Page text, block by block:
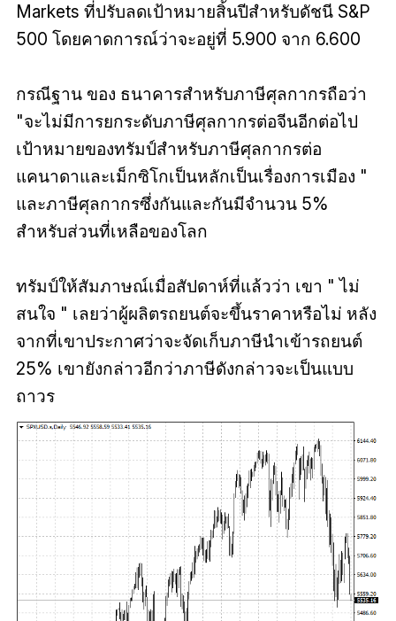
Markets ที่ปรับลดเป้าหมายสิ้นปีสำหรับดัชนี S&P
500 โดยคาดการณ์ว่าจะอยู่ที่ 5.900 จาก 6.600
กรณีฐาน ของ ธนาคารสำหรับภาษีศุลกากรถือว่า
"จะไม่มีการยกระดับภาษีศุลกากรต่อจีนอีกต่อไป
เป้าหมายของทรัมป์สำหรับภาษีศุลกากรต่อ
แคนาดาและเม็กซิโกเป็นหลักเป็นเรื่องการเมือง "
และภาษีศุลกากรซึ่งกันและกันมีจำนวน 5%
สำหรับส่วนที่เหลือของโลก
ทรัมป์ให้สัมภาษณ์เมื่อสัปดาห์ที่แล้วว่า เขา " ไม่
สนใจ " เลยว่าผู้ผลิตรถยนต์จะขึ้นราคาหรือไม่ หลัง
จากที่เขาประกาศว่าจะจัดเก็บภาษีนำเข้ารถยนต์
25% เขายังกล่าวอีกว่าภาษีดังกล่าวจะเป็นแบบ
ถาวร